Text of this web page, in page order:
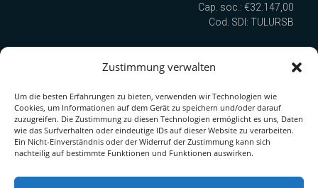
Zustimmung verwalten
Um die besten Erfahrungen zu bieten, verwenden wir Technologien wie
Cookies, um Informationen auf dem Gerät zu speichern und/oder darauf
zuzugreifen. Die Zustimmung zu diesen Technologien ermöglicht es uns, Daten
wie das Surfverhalten oder eindeutige IDs auf dieser Website zu verarbeiten.
Ein Nicht-Einverständnis oder der Widerruf der Zustimmung kann sich
nachteilig auf bestimmte Funktionen und Funktionen auswirken.
Cap. soc.: €32.147,00
Cod. SDI: TULURSB
Wir sind nach UNI EN ISO 9001:2015 zertifiziert!
Quick Link zur Serie
PDF-Katalog herunterladen